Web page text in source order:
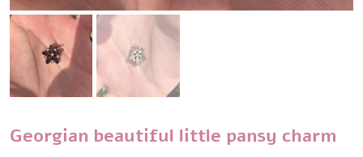
Georgian beautiful little pansy charm